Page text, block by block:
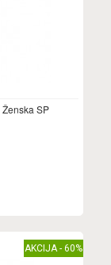
SP
AKCIJA - 60%